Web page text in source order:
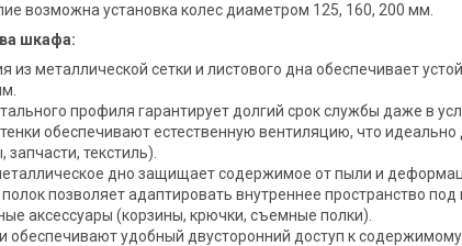
возможна установка колес диаметром 125, 160, 200 мм.
шкафа:
из металлической сетки и листового дна обеспечивает
профиля гарантирует долгий срок службы даже в
обеспечивают естественную вентиляцию, что
запчасти, текстиль).
дно защищает содержимое от пыли и
позволяет адаптировать внутреннее пространство
аксессуары (корзины, крючки, съемные полки).
удобный двусторонний доступ к содержимому,